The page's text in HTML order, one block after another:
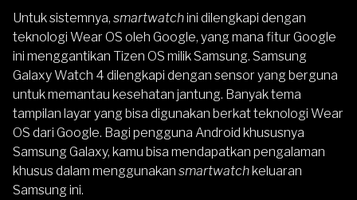
Untuk sistemnya, smartwatchini dilengkapi dengan
teknologi Wear OS oleh Google, yang mana fitur Google
ini menggantikan Tizen OS milik Samsung. Samsung
Galaxy Watch 4 dilengkapi dengan sensor yang berguna
untuk memantau kesehatan jantung. Banyak tema
tampilan layar yang bisa digunakan berkat teknologi Wear
OS dari Google. Bagi pengguna Android khususnya
Samsung Galaxy, kamu bisa mendapatkan pengalaman
khusus dalam menggunakan smartwatchkeluaran
Samsung ini.